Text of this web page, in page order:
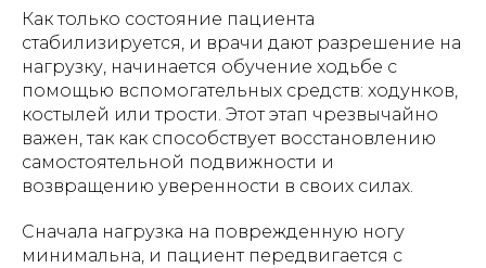
Как только состояние пациента
стабилизируется, и врачи дают разрешение на
нагрузку, начинается обучение ходьбе с
помощью вспомогательных средств: ходунков,
костылей или трости. Этот этап чрезвычайно
важен, так как способствует восстановлению
самостоятельной подвижности и
возвращению уверенности в своих силах.
Сначала нагрузка на поврежденную ногу
минимальна, и пациент передвигается с